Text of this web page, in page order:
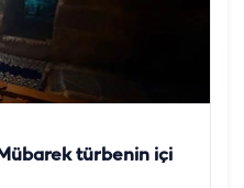
türbenin içi